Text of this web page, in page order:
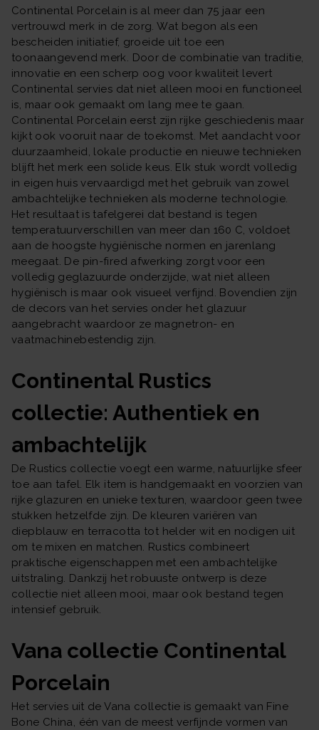
Continental Porcelain is al meer dan 75 jaar een
vertrouwd merk in de zorg. Wat begon als een
bescheiden initiatief, groeide uit toe een
toonaangevend merk. Door de combinatie van traditie,
innovatie en een scherp oog voor kwaliteit levert
Continental servies dat niet alleen mooi en functioneel
is, maar ook gemaakt om lang mee te gaan.
Continental Porcelain eerst zijn rijke geschiedenis maar
kijkt ook vooruit naar de toekomst. Met aandacht voor
duurzaamheid, lokale productie en nieuwe technieken
blijft het merk een solide keus. Elk stuk wordt volledig
in eigen huis vervaardigd met het gebruik van zowel
ambachtelijke technieken als moderne technologie.
Het resultaat is tafelgerei dat bestand is tegen
temperatuurverschillen van meer dan 160 C, voldoet
aan de hoogste hygiënische normen en jarenlang
meegaat. De pin-fired afwerking zorgt voor een
volledig geglazuurde onderzijde, wat niet alleen
hygiënisch is maar ook visueel verfijnd. Bovendien zijn
de decors van het servies onder het glazuur
aangebracht waardoor ze magnetron- en
vaatmachinebestendig zijn.
Continental Rustics
collectie: Authentiek en
ambachtelijk
De Rustics collectie voegt een warme, natuurlijke sfeer
toe aan tafel. Elk item is handgemaakt en voorzien van
rijke glazuren en unieke texturen, waardoor geen twee
stukken hetzelfde zijn. De kleuren variëren van
diepblauw en terracotta tot helder wit en nodigen uit
om te mixen en matchen. Rustics combineert
praktische eigenschappen met een ambachtelijke
uitstraling. Dankzij het robuuste ontwerp is deze
collectie niet alleen mooi, maar ook bestand tegen
intensief gebruik.
Vana collectie Continental
Porcelain
Het servies uit de Vana collectie is gemaakt van Fine
Bone China, één van de meest verfijnde vormen van